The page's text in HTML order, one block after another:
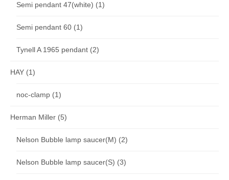
Semi pendant 47(white) (1)
Semi pendant 60 (1)
Tynell A 1965 pendant (2)
HAY (1)
noc-clamp (1)
Herman Miller (5)
Nelson Bubble lamp saucer(M) (2)
Nelson Bubble lamp saucer(S) (3)